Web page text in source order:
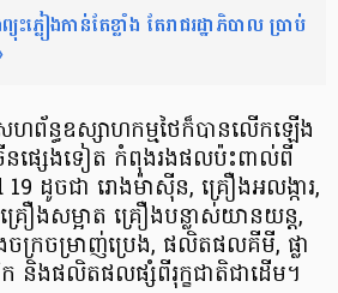
ភ្លៀងកាន់តែខ្លាំង តែរាជរដ្ឋាភិបាល ប្រាប់
ព័ន្ធ​ឧស្សាហកម្មថៃ ​ក៏បាន​លើកឡើង
នផ្សេងទៀត កំពុង​រងផលប៉ះពាល់ពី
ដូចជា រោងម៉ាស៊ីន, គ្រឿងអលង្ការ,
ឿងសម្អាត គ្រឿងបន្លាស់យានយន្ដ,
ចក្រ​ចម្រាញ់ប្រេង​, ផលិតផលគីមី, ផ្លា
និងផលិតផល​ផ្សំពីរុក្ខជាតិ​ជាដើម។